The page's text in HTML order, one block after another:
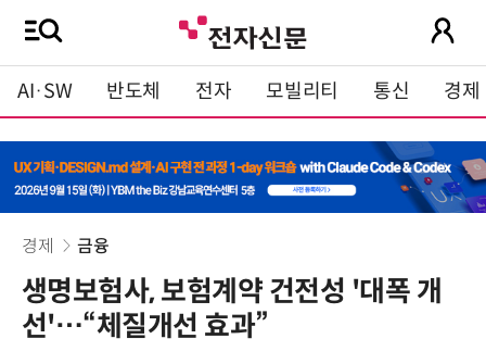
AI·SW 반도체 전자 모빌리티 통신 경제
경제 금융
생명보험사, 보험계약 건전성 '대폭 개
선'…“체질개선 효과”